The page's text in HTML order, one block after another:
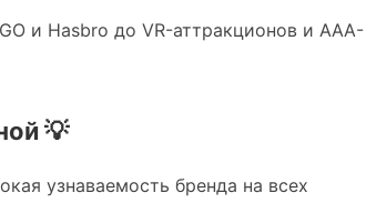
и Hasbro до VR-аттракционов и AAA-
💡
узнаваемость бренда на всех